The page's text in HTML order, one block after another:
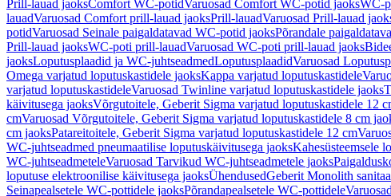
Prill-lauad jaoksComfort WC-potidVaruosad Comfort WC-potid jaoksWC-
lauadVaruosad Comfort prill-lauad jaoksPrill-lauadVaruosad Prill-lauad
potidVaruosad Seinale paigaldatavad WC-potid jaoksPõrandale
Prill-lauad jaoksWC-poti prill-lauadVaruosad WC-poti prill-lauad jaoks
jaoksLoputusplaadid ja WC-juhtseadmedLoputusplaadidVaruosad
Omega varjatud loputuskastidele jaoksKappa varjatud loputuskastidele
varjatud loputuskastideleVaruosad Twinline varjatud loputuskastidele jaoks
käivitusega jaoksVõrgutoitele, Geberit Sigma varjatud loputuskastidele 12
cmVaruosad Võrgutoitele, Geberit Sigma varjatud loputuskastidele 8 cm
cm jaoksPatareitoitele, Geberit Sigma varjatud loputuskastidele 12 cm
WC-juhtseadmed pneumaatilise loputuskäivitusega jaoksKahesüsteemsele
WC-juhtseadmeteleVaruosad Tarvikud WC-juhtseadmetele jaoks
loputuse elektroonilise käivitusega jaoksÜhendusedGeberit Monolith
Seinapealsetele WC-pottidele jaoksPõrandapealsetele WC-pottidele